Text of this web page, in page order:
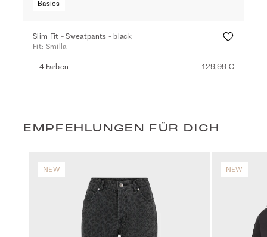
Basics
Slim Fit - Sweatpants - black
Fit: Smilla
+ 4 Farben 129,99 €
EMPFEHLUNGEN FÜR DICH
NEW NEW